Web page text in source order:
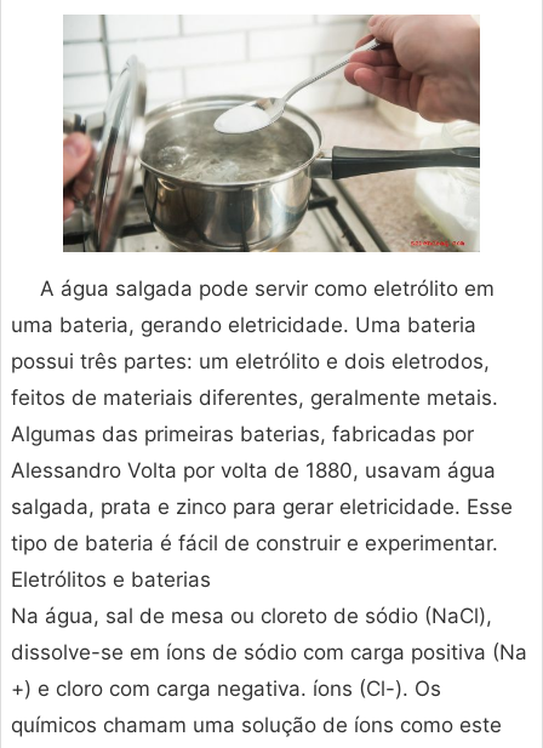
A água salgada pode servir como eletrólito em
uma bateria, gerando eletricidade. Uma bateria
possui três partes: um eletrólito e dois eletrodos,
feitos de materiais diferentes, geralmente metais.
Algumas das primeiras baterias, fabricadas por
Alessandro Volta por volta de 1880, usavam água
salgada, prata e zinco para gerar eletricidade. Esse
tipo de bateria é fácil de construir e experimentar.
Eletrólitos e baterias
Na água, sal de mesa ou cloreto de sódio (NaCl),
dissolve-se em íons de sódio com carga positiva (Na
+) e cloro com carga negativa. íons (Cl-). Os
químicos chamam uma solução de íons como este